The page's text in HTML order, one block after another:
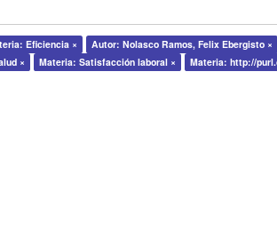
Eficiencia × Autor: Nolasco Ramos, Felix Ebergisto ×
× Materia: Satisfacción laboral × Materia: http://